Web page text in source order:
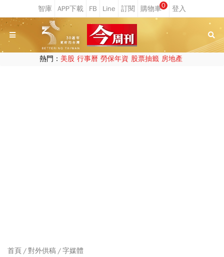
0
熱門： 美股 行事曆 勞保年資 股票抽籤 房地產
首頁 對外供稿 字媒體